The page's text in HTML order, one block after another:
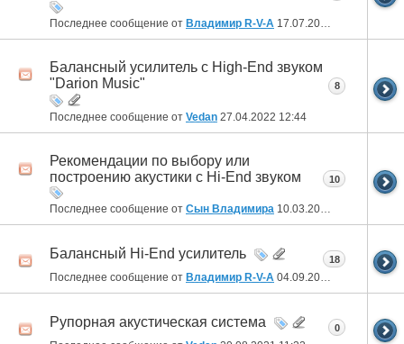
Последнее сообщение от Владимир R-V-A 17.07.2022
Балансный усилитель с High-End звуком
"Darion Music"
Последнее сообщение от Vedan 27.04.2022 12:44
8
Рекомендации по выбору или
построению акустики с Hi-End звуком
Последнее сообщение от Сын Владимира 10.03.2022
10
Балансный Hi-End усилитель
Последнее сообщение от Владимир R-V-A 04.09.2021
18
Рупорная акустическая система 0